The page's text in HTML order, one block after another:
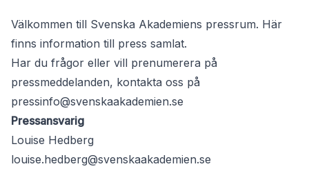
Välkommen till Svenska Akademiens pressrum. Här
finns information till press samlat.
Har du frågor eller vill prenumerera på
pressmeddelanden, kontakta oss på
pressinfo@svenskaakademien.se
Pressansvarig
Louise Hedberg
louise.hedberg@svenskaakademien.se